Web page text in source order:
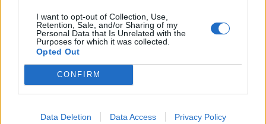
I want to opt-out of Collection, Use,
Retention, Sale, and/or Sharing of my
Personal Data that Is Unrelated with the
Purposes for which it was collected.
Opted Out
CONFIRM
Data Deletion Data Access Privacy Policy
vöröshagymát, a forró olajon arany
barnára pirítjuk, majd hozzáadjuk a
meghámozott, kisebb kockákra
vágott sárgarépát, fehérrépát, a
összepirítjuk.